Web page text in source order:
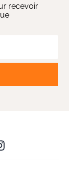
recevoir